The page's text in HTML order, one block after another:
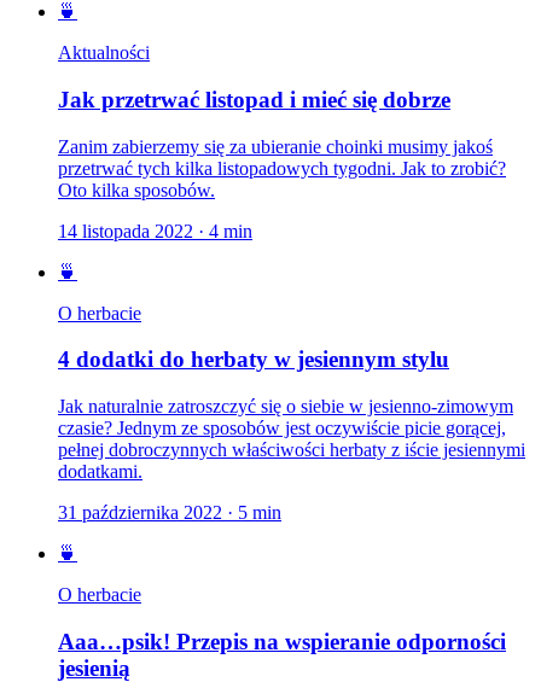
🍵
Aktualności
Jak przetrwać listopad i mieć się dobrze
Zanim zabierzemy się za ubieranie choinki musimy jakoś
przetrwać tych kilka listopadowych tygodni. Jak to zrobić?
Oto kilka sposobów.
14 listopada 2022 · 4 min
🍵
O herbacie
4 dodatki do herbaty w jesiennym stylu
Jak naturalnie zatroszczyć się o siebie w jesienno-zimowym
czasie? Jednym ze sposobów jest oczywiście picie gorącej,
pełnej dobroczynnych właściwości herbaty z iście jesiennymi
dodatkami.
31 października 2022 · 5 min
🍵
O herbacie
Aaa…psik! Przepis na wspieranie odporności
jesienią